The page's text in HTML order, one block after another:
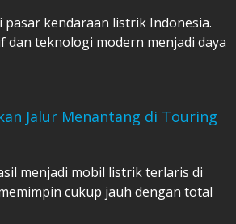
kendaraan listrik Indonesia.
teknologi modern menjadi daya
Jalur Menantang di Touring
menjadi mobil listrik terlaris di
cukup jauh dengan total